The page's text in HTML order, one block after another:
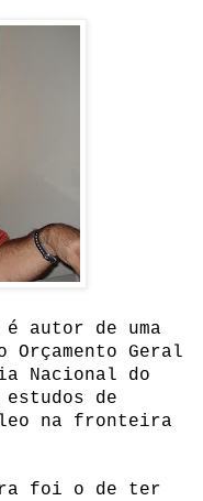
autor de uma
Orçamento Geral
Nacional do
de
na fronteira
foi o de ter